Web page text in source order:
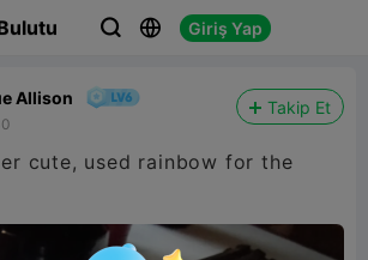
  Giriş Yap
Allison Takip Et
cute, used rainbow for the